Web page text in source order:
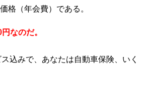
格（年会費）である。
なのだ。
込みで、あなたは自動車保険、いく